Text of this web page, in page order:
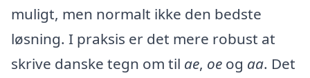
muligt, men normalt ikke den bedste
løsning. I praksis er det mere robust at
skrive danske tegn om til ae, oe og aa. Det